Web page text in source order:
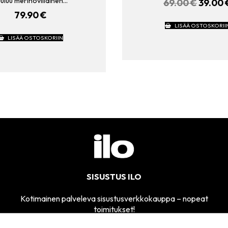
79.90€
LISÄÄ OSTOSKORIIN
69.00€
OLI:
69.00
39.00
LISÄÄ
SISUSTUS ILO
Kotimainen palveleva sisustusverkkokauppa – nopeat
toimitukset!